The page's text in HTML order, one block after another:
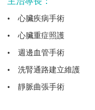
• 心臟疾病手術
• 心臟重症照護
• 週邊血管手術
• 洗腎通路建立維護
• 靜脈曲張手術